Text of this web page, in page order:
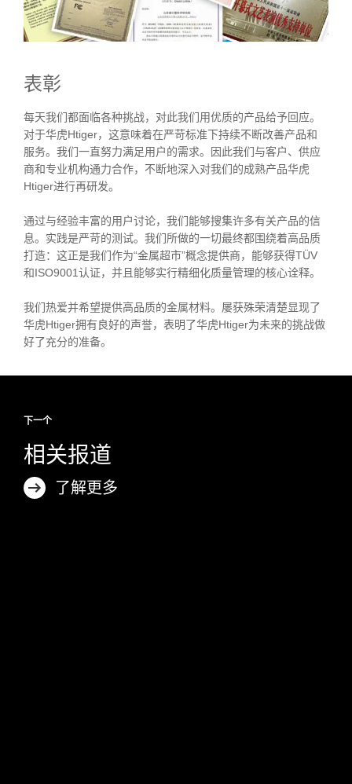
表彰
每天我们都面临各种挑战，对此我们用优质的产品给予回应。
对于华虎Htiger，这意味着在严苛标准下持续不断改善产品和
服务。我们一直努力满足用户的需求。因此我们与客户、供应
商和专业机构通力合作，不断地深入对我们的成熟产品华虎
Htiger进行再研发。
通过与经验丰富的用户讨论，我们能够搜集许多有关产品的信
息。实践是严苛的测试。我们所做的一切最终都围绕着高品质
打造：这正是我们作为“金属超市”概念提供商，能够获得TÜV
和ISO9001认证，并且能够实行精细化质量管理的核心诠释。
我们热爱并希望提供高品质的金属材料。屡获殊荣清楚显现了
华虎Htiger拥有良好的声誉，表明了华虎Htiger为未来的挑战做
好了充分的准备。
下一个
相关报道
了解更多